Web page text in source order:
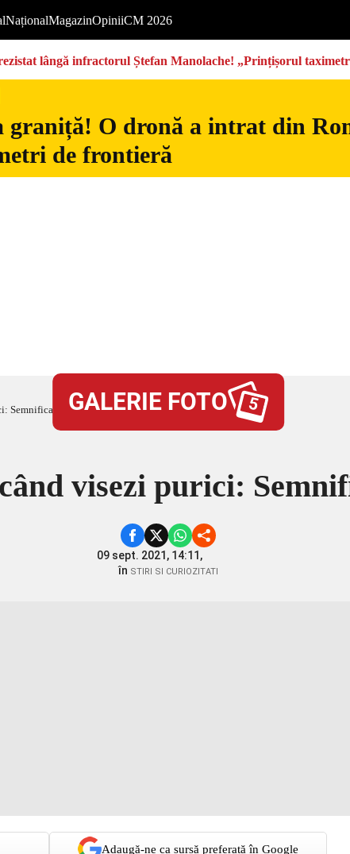
NaționalMagazinOpiniiCM 2026
lângă infractorul Ștefan Manolache! „Prințișorul
graniță! O dronă a intrat din
de frontieră
Semnificația viselorGALERIE FOTO 5
visezi purici:
09 sept. 2021, 14:11,
în STIRI SI CURIOZITATI
Adaugă-ne ca sursă preferată în Google